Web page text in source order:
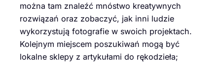
można tam znaleźć mnóstwo kreatywnych
rozwiązań oraz zobaczyć, jak inni ludzie
wykorzystują fotografie w swoich projektach.
Kolejnym miejscem poszukiwań mogą być
lokalne sklepy z artykułami do rękodzieła;